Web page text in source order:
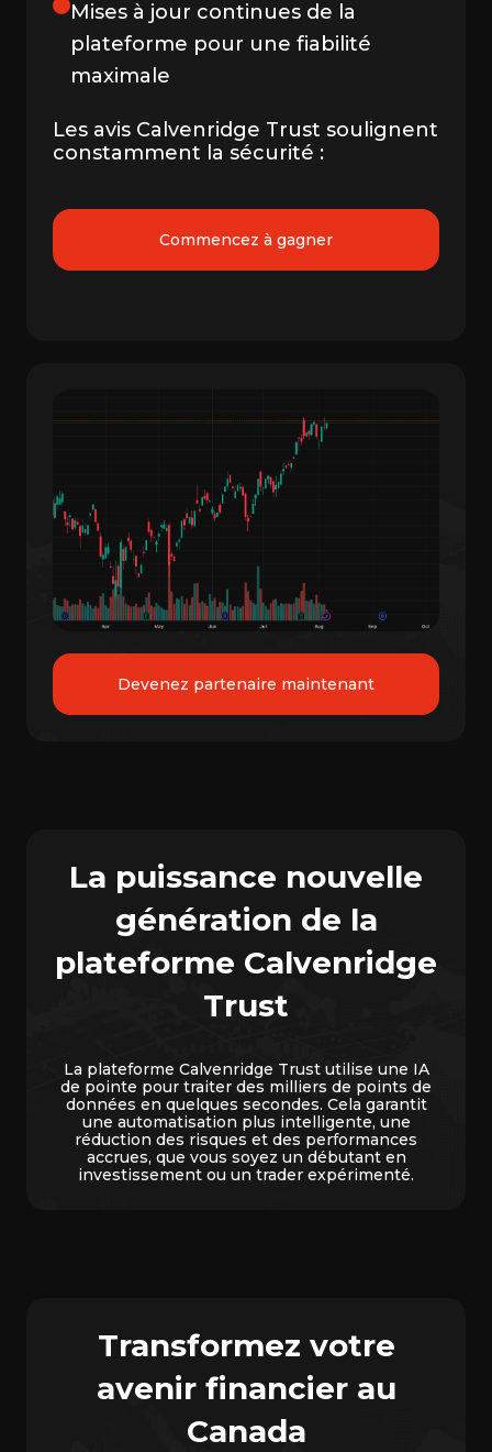
Mises à jour continues de la
plateforme pour une fiabilité
maximale
Les avis Calvenridge Trust soulignent
constamment la sécurité :
Commencez à gagner
Devenez partenaire maintenant
La puissance nouvelle
génération de la
plateforme Calvenridge
Trust
La plateforme Calvenridge Trust utilise une IA
de pointe pour traiter des milliers de points de
données en quelques secondes. Cela garantit
une automatisation plus intelligente, une
réduction des risques et des performances
accrues, que vous soyez un débutant en
investissement ou un trader expérimenté.
Transformez votre
avenir financier au
Canada